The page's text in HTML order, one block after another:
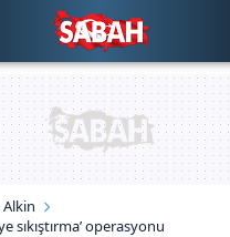
sıkıştırma’ operasyonu